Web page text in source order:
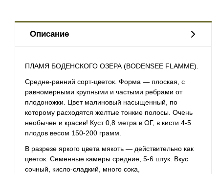
Описание
ПЛАМЯ БОДЕНСКОГО ОЗЕРА (BODENSEE FLAMME).
Средне-ранний сорт-цветок. Форма — плоская, с
равномерными крупными и частыми ребрами от
плодоножки. Цвет малиновый насыщенный, по
которому расходятся желтые тонкие полосы. Очень
необычен и красив! Куст 0,8 метра в ОГ, в кисти 4-5
плодов весом 150-200 грамм.
В разрезе яркого цвета мякоть — действительно как
цветок. Семенные камеры средние, 5-6 штук. Вкус
сочный, кисло-сладкий, много сока,